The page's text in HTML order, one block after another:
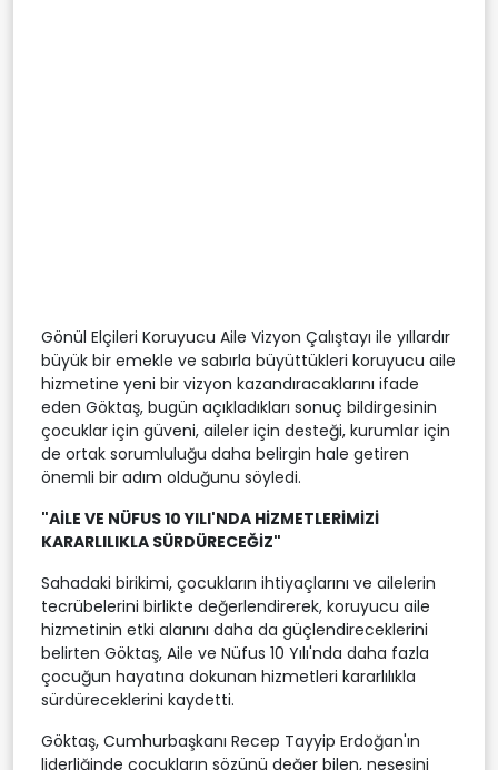
Gönül Elçileri Koruyucu Aile Vizyon Çalıştayı ile yıllardır
büyük bir emekle ve sabırla büyüttükleri koruyucu aile
hizmetine yeni bir vizyon kazandıracaklarını ifade
eden Göktaş, bugün açıkladıkları sonuç bildirgesinin
çocuklar için güveni, aileler için desteği, kurumlar için
de ortak sorumluluğu daha belirgin hale getiren
önemli bir adım olduğunu söyledi.
"AİLE VE NÜFUS 10 YILI'NDA HİZMETLERİMİZİ
KARARLILIKLA SÜRDÜRECEĞİZ"
Sahadaki birikimi, çocukların ihtiyaçlarını ve ailelerin
tecrübelerini birlikte değerlendirerek, koruyucu aile
hizmetinin etki alanını daha da güçlendireceklerini
belirten Göktaş, Aile ve Nüfus 10 Yılı'nda daha fazla
çocuğun hayatına dokunan hizmetleri kararlılıkla
sürdüreceklerini kaydetti.
Göktaş, Cumhurbaşkanı Recep Tayyip Erdoğan'ın
liderliğinde çocukların sözünü değer bilen, neşesini